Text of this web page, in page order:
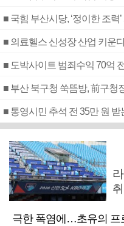
■ 의료헬스 신성장 산업 키운
■ 도박사이트 범죄수익 70억
■ 부산 북구청 쑥뜸방, 前구청
■ 통영시민 추석 전 35만 원 받
극한 폭염에…초유의 프